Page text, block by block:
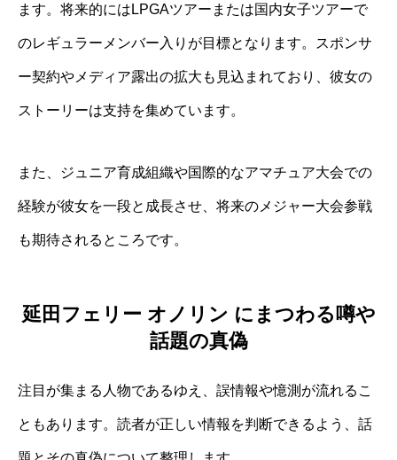
ます。将来的にはLPGAツアーまたは国内女子ツアーで
のレギュラーメンバー入りが目標となります。スポンサ
ー契約やメディア露出の拡大も見込まれており、彼女の
ストーリーは支持を集めています。
また、ジュニア育成組織や国際的なアマチュア大会での
経験が彼女を一段と成長させ、将来のメジャー大会参戦
も期待されるところです。
延田フェリー オノリン にまつわる噂や
話題の真偽
注目が集まる人物であるゆえ、誤情報や憶測が流れるこ
ともあります。読者が正しい情報を判断できるよう、話